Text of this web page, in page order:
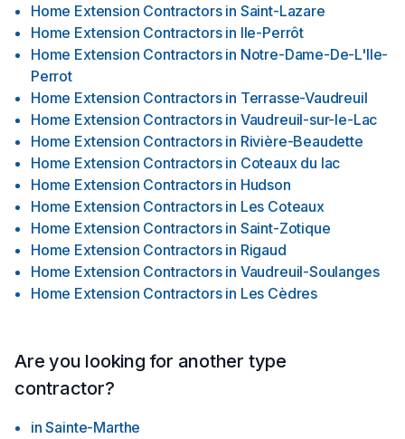
Home Extension Contractors in Saint-Lazare
Home Extension Contractors in Ile-Perrôt
Home Extension Contractors in Notre-Dame-De-L'Ile-
Perrot
Home Extension Contractors in Terrasse-Vaudreuil
Home Extension Contractors in Vaudreuil-sur-le-Lac
Home Extension Contractors in Rivière-Beaudette
Home Extension Contractors in Coteaux du lac
Home Extension Contractors in Hudson
Home Extension Contractors in Les Coteaux
Home Extension Contractors in Saint-Zotique
Home Extension Contractors in Rigaud
Home Extension Contractors in Vaudreuil-Soulanges
Home Extension Contractors in Les Cèdres
Are you looking for another type
contractor?
in Sainte-Marthe